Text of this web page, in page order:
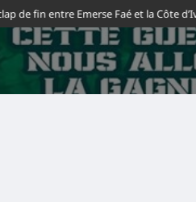
fin entre Emerse Faé et la Côte d’Ivoire